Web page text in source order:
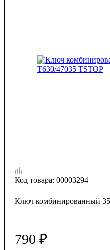
Код товара: 00003294
Ключ комбинированный
790 ₽